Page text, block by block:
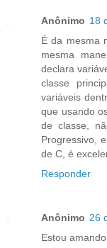
Anônimo 18
É da mesma
mesma
declara
classe
variáveis
que usando
de classe,
Progressivo,
de C, é
Responder
Anônimo 26
Estou